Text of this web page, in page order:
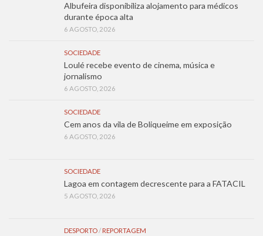
Albufeira disponibiliza alojamento para médicos
durante época alta
6 AGOSTO, 2026
SOCIEDADE
Loulé recebe evento de cinema, música e
jornalismo
6 AGOSTO, 2026
SOCIEDADE
Cem anos da vila de Boliqueime em exposição
6 AGOSTO, 2026
SOCIEDADE
Lagoa em contagem decrescente para a FATACIL
5 AGOSTO, 2026
DESPORTO/ REPORTAGEM